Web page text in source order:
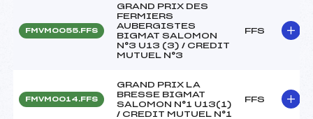
FMVM0055.FFS
GRAND PRIX DES
FERMIERS
AUBERGISTES
BIGMAT SALOMON
N°3 U13 (3) / CREDIT
MUTUEL N°3
FFS
FMVM0014.FFS
GRAND PRIX LA
BRESSE BIGMAT
SALOMON N°1 U13(1)
/ CREDIT MUTUEL N°1
FFS